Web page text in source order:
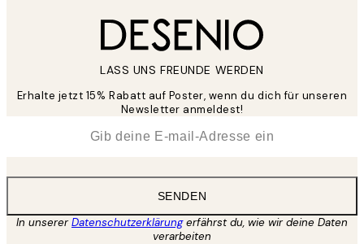
LASS UNS FREUNDE WERDEN
Erhalte jetzt 15% Rabatt auf Poster, wenn du dich für unseren
Newsletter anmeldest!
SENDEN
In unsererDatenschutzerklärungerfährst du, wie wir deine Daten
verarbeiten